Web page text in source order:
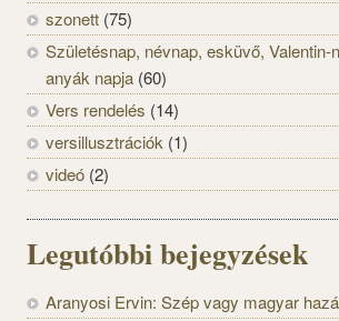
szonett (75)
Születésnap, névnap, esküvő, Valentin-
anyák napja (60)
Vers rendelés (14)
versillusztrációk (1)
videó (2)
Legutóbbi bejegyzések
Aranyosi Ervin: Szép vagy magyar